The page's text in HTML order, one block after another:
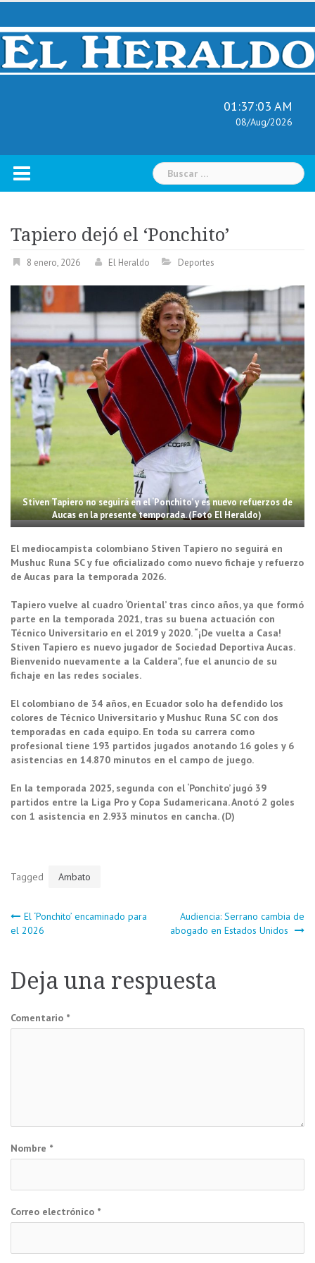
Skip
content
01:37:04 AM
08/Aug/2026
Buscar:
Tapiero dejó el ‘Ponchito’
8 enero, 2026 El Heraldo Deportes
Stiven Tapiero no seguirá en el ‘Ponchito’ y es nuevo refuerzos de
Aucas en la presente temporada. (Foto El Heraldo)
El mediocampista colombiano Stiven Tapiero no seguirá en
Mushuc Runa SC y fue oficializado como nuevo fichaje y refuerzo
de Aucas para la temporada 2026.
Tapiero vuelve al cuadro ‘Oriental’ tras cinco años, ya que formó
parte en la temporada 2021, tras su buena actuación con
Técnico Universitario en el 2019 y 2020. “¡De vuelta a Casa!
Stiven Tapiero es nuevo jugador de Sociedad Deportiva Aucas.
Bienvenido nuevamente a la Caldera”, fue el anuncio de su
fichaje en las redes sociales.
El colombiano de 34 años, en Ecuador solo ha defendido los
colores de Técnico Universitario y Mushuc Runa SC con dos
temporadas en cada equipo. En toda su carrera como
profesional tiene 193 partidos jugados anotando 16 goles y 6
asistencias en 14.870 minutos en el campo de juego.
En la temporada 2025, segunda con el ‘Ponchito’ jugó 39
partidos entre la Liga Pro y Copa Sudamericana. Anotó 2 goles
con 1 asistencia en 2.933 minutos en cancha. (D)
Tagged Ambato
Navegación
entradas
El ‘Ponchito’ encaminado para
el 2026
Audiencia: Serrano cambia de
abogado en Estados Unidos
Deja una respuesta
Comentario *
Nombre *
Correo electrónico *